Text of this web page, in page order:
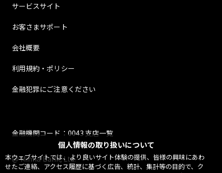
個人情報の取り扱いについて
本ウェブサイトでは、より良いサイト体験の提供、皆様の興味にあわ
せたご連絡、アクセス履歴に基づく広告、統計、集計等の目的で、ク
サービスサイト
お客さまサポート
会社概要
利用規約・ポリシー
金融犯罪にご注意ください
金融機関コード：0043 支店一覧
@ Minna Bank, Ltd.